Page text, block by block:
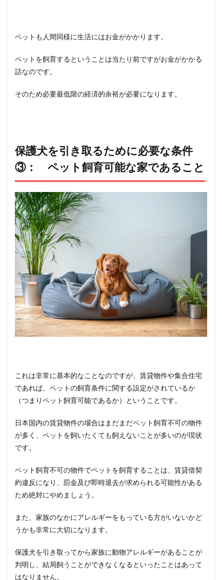
ペットも人間同様に生活にはお金がかかります。
ペットを飼育するということは当たり前ですがお金がかかる
話なのです。
そのため必要最低限の経済的余裕が必要になります。
保護犬を引き取るために必要な条件
③： ペット飼育可能な家であること
これは非常に基本的なことなのですが、賃貸物件や集合住宅
であれば、ペットの飼育条件に関する設定がされているか
（つまりペット飼育可能であるか）ということです。
日本国内の賃貸物件の場合はまだまだペット飼育不可の物件
が多く、ペットを飼いたくても飼えないことが多いのが現状
です。
ペット飼育不可の物件でペットを飼育することは、賃貸借契
約違反になり、罰金及び即時退去が求められる可能性がある
ため絶対にやめましょう。
また、家族のなかにアレルギーをもっている方がいないかど
うかも非常に大切になります。
保護犬を引き取ってから家族に動物アレルギーがあることが
判明し、結局飼うことができなくなるといったことはあって
はなりません。